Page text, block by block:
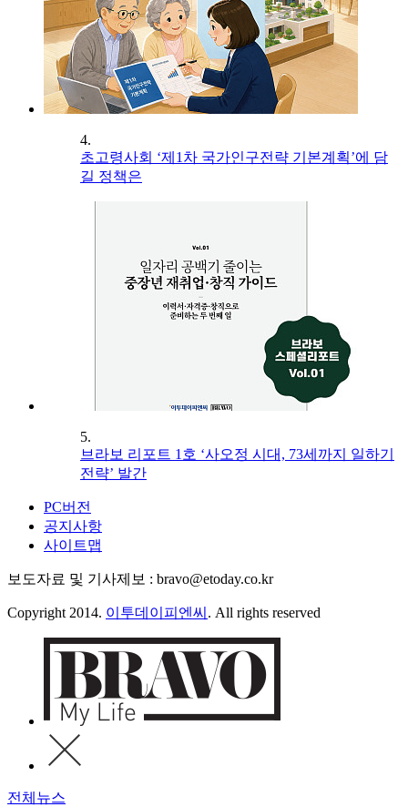
4.
초고령사회 ‘제1차 국가인구전략 기본계획’에 담
길 정책은
5.
브라보 리포트 1호 ‘사오정 시대, 73세까지 일하기
전략’ 발간
PC버전
공지사항
사이트맵
보도자료 및 기사제보 : bravo@etoday.co.kr
Copyright 2014. 이투데이피엔씨 . All rights reserved
전체뉴스